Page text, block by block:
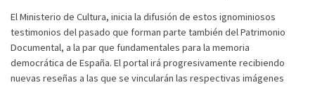
El Ministerio de Cultura, inicia la difusión de estos ignominiosos
testimonios del pasado que forman parte también del Patrimonio
Documental, a la par que fundamentales para la memoria
democrática de España. El portal irá progresivamente recibiendo
nuevas reseñas a las que se vincularán las respectivas imágenes